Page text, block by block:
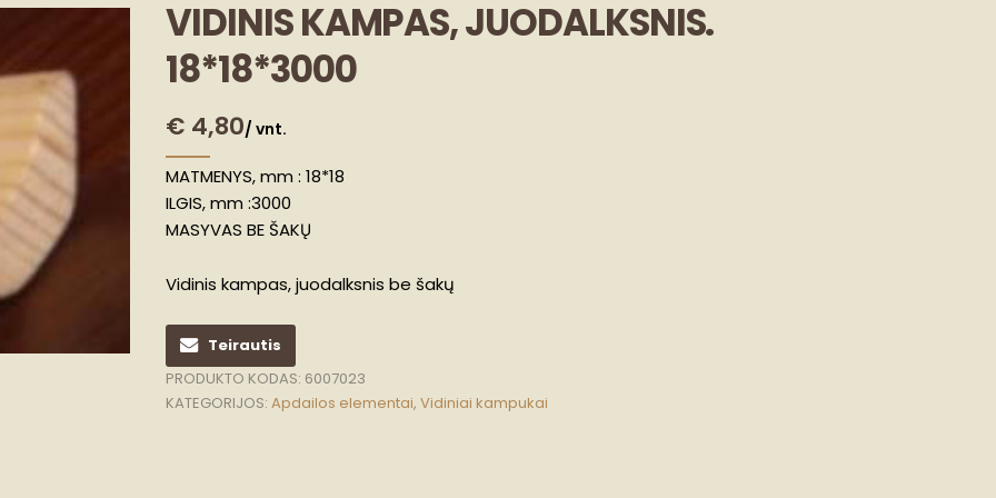
VIDINIS KAMPAS, JUODALKSNIS.
18*18*3000
€ 4,80/ vnt.
MATMENYS, mm : 18*18
ILGIS, mm :3000
MASYVAS BE ŠAKŲ
Vidinis kampas, juodalksnis be šakų
Teirautis
PRODUKTO KODAS: 6007023
KATEGORIJOS:Apdailos elementai,Vidiniai kampukai